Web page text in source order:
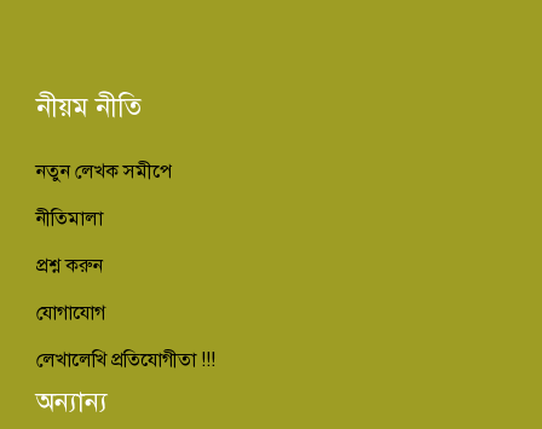
নীয়ম নীতি
নতুন লেখক সমীপে
নীতিমালা
প্রশ্ন করুন
যোগাযোগ
লেখালেখি প্রতিযোগীতা !!!
অন্যান্য